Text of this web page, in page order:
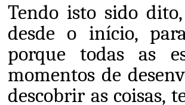
Tendo isto sido
desde o início,
porque todas as
momentos de
descobrir as coisas,